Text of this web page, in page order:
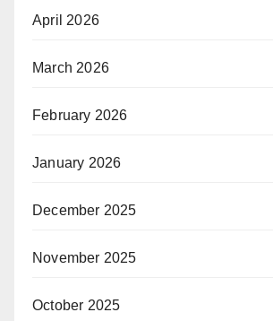
April 2026
March 2026
February 2026
January 2026
December 2025
November 2025
October 2025